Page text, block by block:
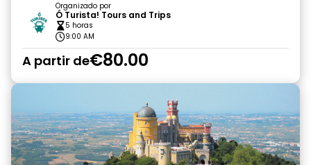
Organizado por
Ó Turista! Tours and Trips
5 horas
9:00 AM
A partir de€80.00